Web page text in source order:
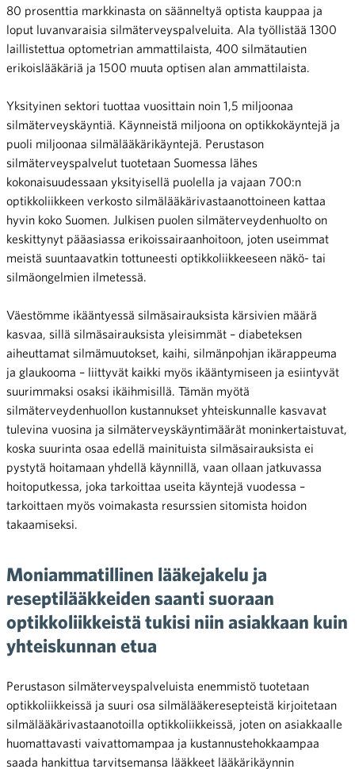
80 prosenttia markkinasta on säänneltyä optista kauppaa ja
loput luvanvaraisia silmäterveyspalveluita. Ala työllistää 1300
laillistettua optometrian ammattilaista, 400 silmätautien
erikoislääkäriä ja 1500 muuta optisen alan ammattilaista.
Yksityinen sektori tuottaa vuosittain noin 1,5 miljoonaa
silmäterveyskäyntiä. Käynneistä miljoona on optikkokäyntejä ja
puoli miljoonaa silmälääkärikäyntejä. Perustason
silmäterveyspalvelut tuotetaan Suomessa lähes
kokonaisuudessaan yksityisellä puolella ja vajaan 700:n
optikkoliikkeen verkosto silmälääkärivastaanottoineen kattaa
hyvin koko Suomen. Julkisen puolen silmäterveydenhuolto on
keskittynyt pääasiassa erikoissairaanhoitoon, joten useimmat
meistä suuntaavatkin tottuneesti optikkoliikkeeseen näkö- tai
silmäongelmien ilmetessä.
Väestömme ikääntyessä silmäsairauksista kärsivien määrä
kasvaa, sillä silmäsairauksista yleisimmät – diabeteksen
aiheuttamat silmämuutokset, kaihi, silmänpohjan ikärappeuma
ja glaukooma – liittyvät kaikki myös ikääntymiseen ja esiintyvät
suurimmaksi osaksi ikäihmisillä. Tämän myötä
silmäterveydenhuollon kustannukset yhteiskunnalle kasvavat
tulevina vuosina ja silmäterveyskäyntimäärät moninkertaistuvat,
koska suurinta osaa edellä mainituista silmäsairauksista ei
pystytä hoitamaan yhdellä käynnillä, vaan ollaan jatkuvassa
hoitoputkessa, joka tarkoittaa useita käyntejä vuodessa –
tarkoittaen myös voimakasta resurssien sitomista hoidon
takaamiseksi.
Moniammatillinen lääkejakelu ja
reseptilääkkeiden saanti suoraan
optikkoliikkeistä tukisi niin asiakkaan kuin
yhteiskunnan etua
Perustason silmäterveyspalveluista enemmistö tuotetaan
optikkoliikkeissä ja suuri osa silmälääkeresepteistä kirjoitetaan
silmälääkärivastaanotoilla optikkoliikkeissä, joten on asiakkaalle
huomattavasti vaivattomampaa ja kustannustehokkaampaa
saada hankittua tarvitsemansa lääkkeet lääkärikäynnin